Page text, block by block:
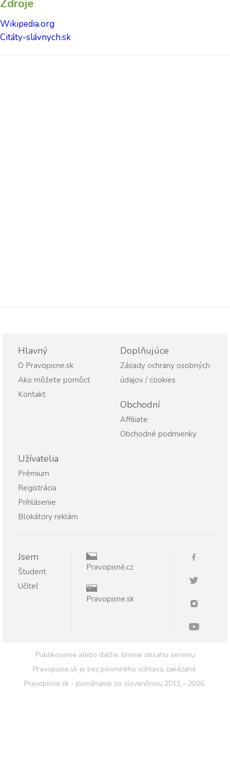
Zdroje
Wikipedia.org
Citáty-slávnych.sk
Hlavný
O Pravopisne.sk
Ako môžete pomôcť
Kontakt
Doplňujúce
Zásady ochrany osobných
údajov / cookies
Obchodní
Affiliate
Obchodné podmienky
Užívatelia
Prémium
Registrácia
Prihlásenie
Blokátory reklám
Jsem
Študent
Učiteľ
Pravopisně.cz
Pravopisne.sk
Publikovanie alebo ďalšie šírenie obsahu serveru
Pravopisne.sk je bez písomného súhlasu zakázané.
Pravopisne.sk - pomáhame so slovenčinou 2011 - 2026.